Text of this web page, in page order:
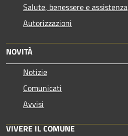
Salute, benessere e assistenza
Autorizzazioni
NOVITÀ
Notizie
Comunicati
Avvisi
VIVERE IL COMUNE